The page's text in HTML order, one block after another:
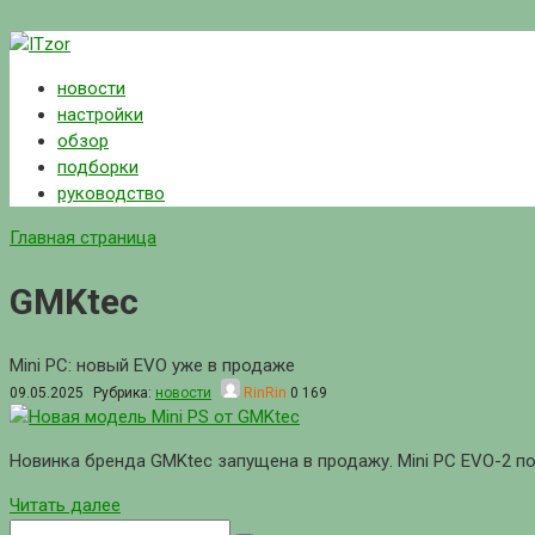
Перейти
контентуновости
настройки
обзор
подборки
руководство
Главная страница
GMKtec
Mini PC: новый EVO уже в продаже
09.05.2025 Рубрика: новости RinRin 0 169
Новинка бренда GMKtec запущена в продажу. Mini PC EVO-2
Читать далее